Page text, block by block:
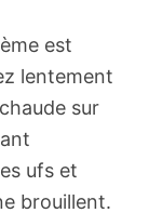
est
lentement
sur
ufs et
brouillent.